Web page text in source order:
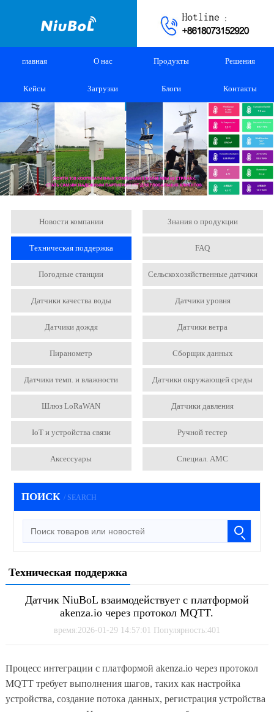
главная О нас Продукты Решения
Кейсы Загрузки Блоги Контакты
Новости компании Знания о продукции
Техническая поддержка FAQ
Погодные станции Сельскохозяйственные датчики
Датчики качества воды Датчики уровня
Датчики дождя Датчики ветра
Пиранометр Сборщик данных
Датчики темп. и влажности Датчики окружающей среды
Шлюз LoRaWAN Датчики давления
IoT и устройства связи Ручной тестер
Аксессуары Специал. АМС
ПОИСК / SEARCH
Техническая поддержка
Датчик NiuBoL взаимодействует с платформой
akenza.io через протокол MQTT.
время:2026-01-29 14:57:01 Популярность:401
Процесс интеграции с платформой akenza.io через протокол
MQTT требует выполнения шагов, таких как настройка
устройства, создание потока данных, регистрация устройства